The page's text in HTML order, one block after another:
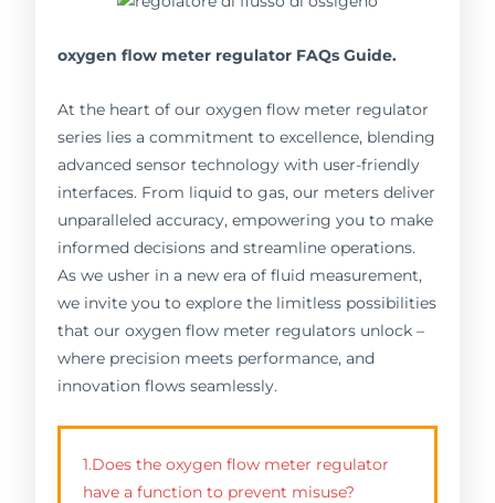
oxygen flow meter regulator FAQs Guide.
At the heart of our oxygen flow meter regulator
series lies a commitment to excellence, blending
advanced sensor technology with user-friendly
interfaces. From liquid to gas, our meters deliver
unparalleled accuracy, empowering you to make
informed decisions and streamline operations.
As we usher in a new era of fluid measurement,
we invite you to explore the limitless possibilities
that our oxygen flow meter regulators unlock –
where precision meets performance, and
innovation flows seamlessly.
1.Does the oxygen flow meter regulator
have a function to prevent misuse?